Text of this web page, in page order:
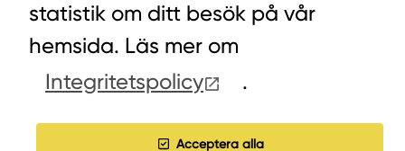
statistik om ditt besök på vår
hemsida. Läs mer om
Integritetspolicy
.
Acceptera alla